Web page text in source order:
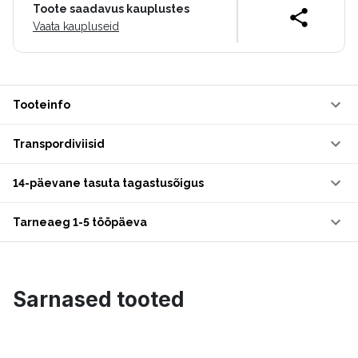
Toote saadavus kauplustes
Vaata kaupluseid
Tooteinfo
Transpordiviisid
14-päevane tasuta tagastusõigus
Tarneaeg 1-5 tööpäeva
Sarnased tooted